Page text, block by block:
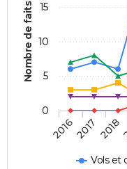
Nombre de faits
Vols et
20162017 2018
0
5
10
15